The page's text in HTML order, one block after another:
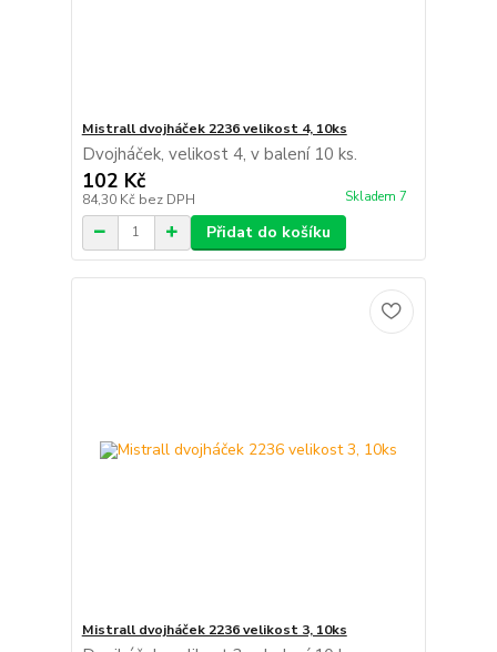
Mistrall dvojháček 2236 velikost 4, 10ks
Dvojháček, velikost 4, v balení 10 ks.
102 Kč
84,30 Kč bez DPH Skladem 7
Přidat do košíku
Mistrall dvojháček 2236 velikost 3, 10ks